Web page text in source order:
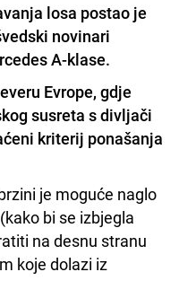
losa postao je
novinari
A-klase.
Evrope, gdje
susreta s divljači
kriterij ponašanja
je moguće naglo
bi se izbjegla
na desnu stranu
koje dolazi iz